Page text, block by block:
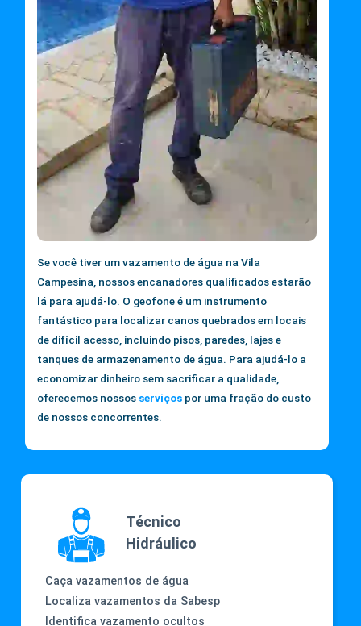
Se você tiver um vazamento de água na Vila
Campesina, nossos encanadores qualificados estarão
lá para ajudá-lo. O geofone é um instrumento
fantástico para localizar canos quebrados em locais
de difícil acesso, incluindo pisos, paredes, lajes e
tanques de armazenamento de água. Para ajudá-lo a
economizar dinheiro sem sacrificar a qualidade,
oferecemos nossos serviços por uma fração do custo
de nossos concorrentes.
Técnico
Hidráulico
Caça vazamentos de água
Localiza vazamentos da Sabesp
Identifica vazamento ocultos